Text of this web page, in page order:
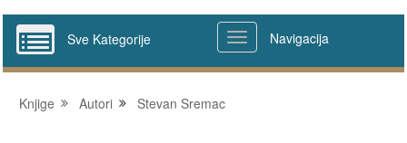
Sve Kategorije Navigacija
Knjige Autori Stevan Sremac